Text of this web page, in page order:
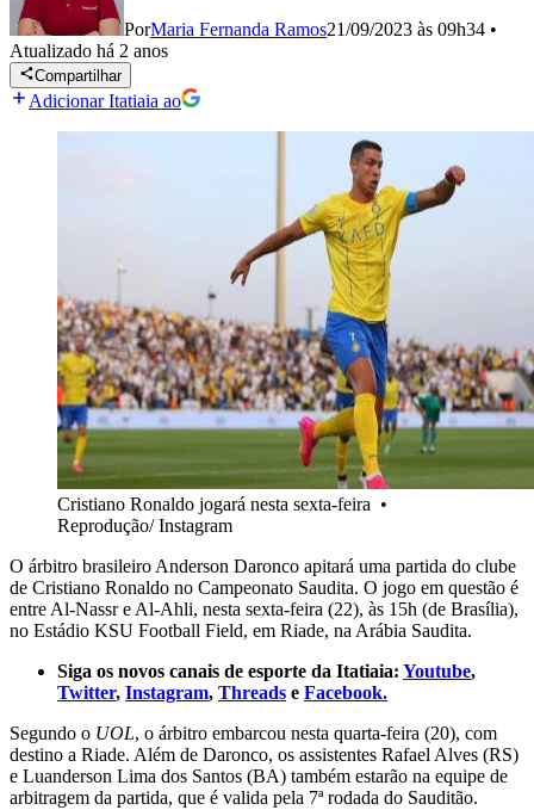
PorMaria Fernanda Ramos21/09/2023 às 09h34 •
Atualizado há 2 anos
Compartilhar
Adicionar Itatiaia ao
Cristiano Ronaldo jogará nesta sexta-feira •
Reprodução/ Instagram
O árbitro brasileiro Anderson Daronco apitará uma partida do clube
de Cristiano Ronaldo no Campeonato Saudita. O jogo em questão é
entre Al-Nassr e Al-Ahli, nesta sexta-feira (22), às 15h (de Brasília),
no Estádio KSU Football Field, em Riade, na Arábia Saudita.
Siga os novos canais de esporte da Itatiaia: Youtube,
Twitter, Instagram, Threads e Facebook.
Segundo o UOL, o árbitro embarcou nesta quarta-feira (20), com
destino a Riade. Além de Daronco, os assistentes Rafael Alves (RS)
e Luanderson Lima dos Santos (BA) também estarão na equipe de
arbitragem da partida, que é valida pela 7ª rodada do Sauditão.